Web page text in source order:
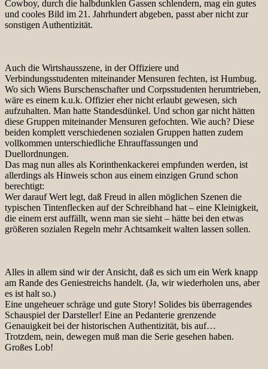
Cowboy, durch die halbdunklen Gassen schlendern, mag ein gutes
und cooles Bild im 21. Jahrhundert abgeben, passt aber nicht zur
sonstigen Authentizität.
Auch die Wirtshausszene, in der Offiziere und
Verbindungsstudenten miteinander Mensuren fechten, ist Humbug.
Wo sich Wiens Burschenschafter und Corpsstudenten herumtrieben,
wäre es einem k.u.k. Offizier eher nicht erlaubt gewesen, sich
aufzuhalten. Man hatte Standesdünkel. Und schon gar nicht hätten
diese Gruppen miteinander Mensuren gefochten. Wie auch? Diese
beiden komplett verschiedenen sozialen Gruppen hatten zudem
vollkommen unterschiedliche Ehrauffassungen und
Duellordnungen.
Das mag nun alles als Korinthenkackerei empfunden werden, ist
allerdings als Hinweis schon aus einem einzigen Grund schon
berechtigt:
Wer darauf Wert legt, daß Freud in allen möglichen Szenen die
typischen Tintenflecken auf der Schreibhand hat – eine Kleinigkeit,
die einem erst auffällt, wenn man sie sieht – hätte bei den etwas
größeren sozialen Regeln mehr Achtsamkeit walten lassen sollen.
Alles in allem sind wir der Ansicht, daß es sich um ein Werk knapp
am Rande des Geniestreichs handelt. (Ja, wir wiederholen uns, aber
es ist halt so.)
Eine ungeheuer schräge und gute Story! Solides bis überragendes
Schauspiel der Darsteller! Eine an Pedanterie grenzende
Genauigkeit bei der historischen Authentizität, bis auf…
Trotzdem, nein, dewegen muß man die Serie gesehen haben.
Großes Lob!